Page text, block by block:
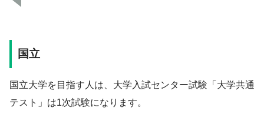
国立
国立大学を目指す人は、大学入試センター試験「大学共通
テスト」は1次試験になります。